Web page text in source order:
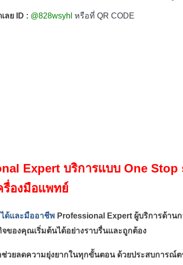
ลย ID : @828wsyhl หรือที่ QR CODE
Expert บริการแบบ One Stop
รื่องมือแพทย์
ด้และมืออาชีพ Professional Expert ผู้บริการด้าน
ของคุณเริ่มต้นได้อย่างราบรื่นและถูกต้อง
ช่วยลดความยุ่งยากในทุกขั้นตอน ด้วยประสบการณ์